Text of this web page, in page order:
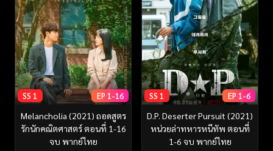
SS 1 EP 1-16
Melancholia (2021) ถอดสูตร
รักนักคณิตศาสตร์ ตอนที่ 1-16
จบ พากย์ไทย
SS 1 EP 1-6
D.P. Deserter Pursuit (2021)
หน่วยล่าทหารหนีทัพ ตอนที่
1-6 จบ พากย์ไทย